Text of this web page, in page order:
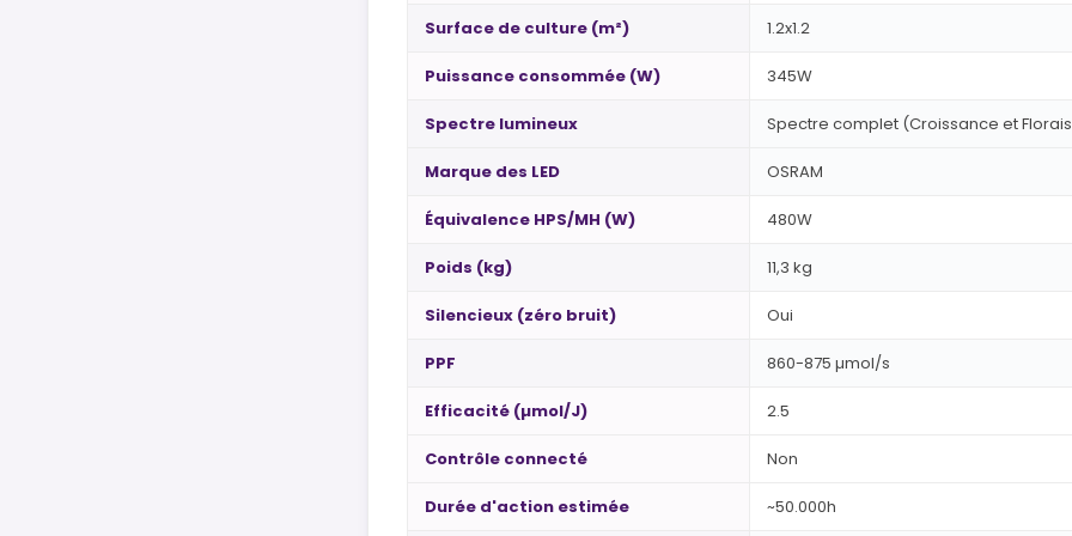
Surface de culture (m²) 1.2x1.2
Puissance consommée (W) 345W
Spectre lumineux Spectre complet (Croissance et
Marque des LED OSRAM
Équivalence HPS/MH (W) 480W
Poids (kg) 11,3 kg
Silencieux (zéro bruit) Oui
PPF 860-875 µmol/s
Efficacité (µmol/J) 2.5
Contrôle connecté Non
Durée d'action estimée ~50.000h